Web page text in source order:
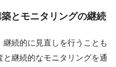
とモニタリングの継続
続的に見直しを行うことも
継続的なモニタリングを通